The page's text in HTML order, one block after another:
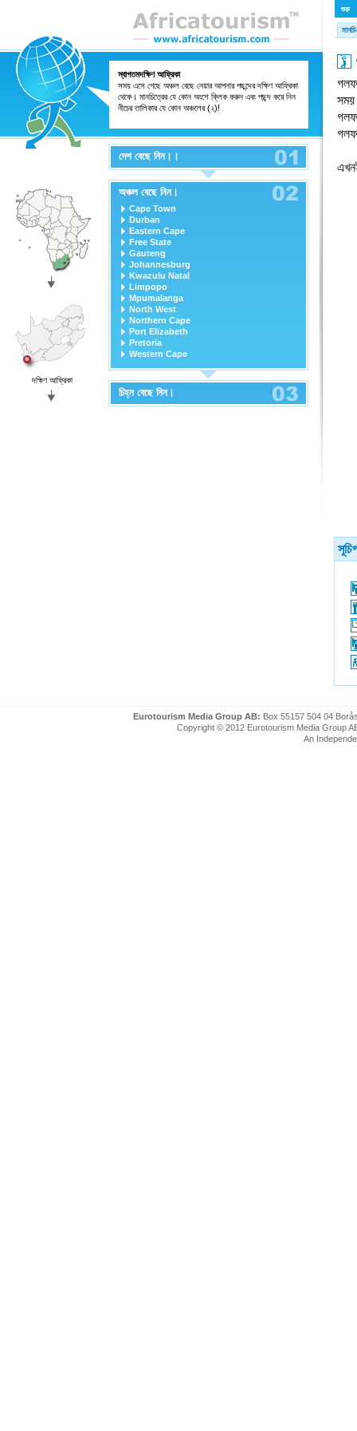
স্বাগতমদক্ষিণ আফ্রিকা
সময় এসে গেছে অঞ্চল বেছে নেয়ার আপনার পছন্দের দক্ষিণ আফ্রিকা
থেকে। মানচিত্রের যে কোন অংশে ক্লিক করুন এবং পছন্দ করে নিন
নীচের তালিকার যে কোন অঞ্চলের (২)!
দক্ষিণ আফ্রিকা
দেশ বেছে নিন।।
অঞ্চল বেছে নিন।
Cape Town
Durban
Eastern Cape
Free State
Gauteng
Johannesburg
Kwazulu Natal
Limpopo
Mpumalanga
North West
Northern Cape
Port Elizabeth
Pretoria
Western Cape
চিহ্ন বেছে নিন।
শুরু
সময়
গলফ
গলফ
Eurotourism Media Group AB: Box 55157 504 04
Copyright © 2012 Eurotourism Media Group
An